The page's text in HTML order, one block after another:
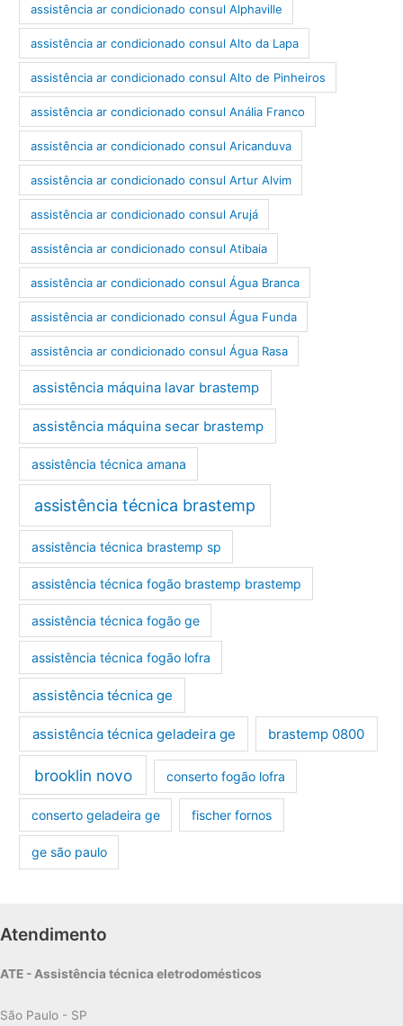
assistência ar condicionado consul Alphaville
assistência ar condicionado consul Alto da Lapa
assistência ar condicionado consul Alto de Pinheiros
assistência ar condicionado consul Anália Franco
assistência ar condicionado consul Aricanduva
assistência ar condicionado consul Artur Alvim
assistência ar condicionado consul Arujá
assistência ar condicionado consul Atibaia
assistência ar condicionado consul Água Branca
assistência ar condicionado consul Água Funda
assistência ar condicionado consul Água Rasa
assistência máquina lavar brastemp
assistência máquina secar brastemp
assistência técnica amana
assistência técnica brastemp
assistência técnica brastemp sp
assistência técnica fogão brastemp brastemp
assistência técnica fogão ge
assistência técnica fogão lofra
assistência técnica ge
assistência técnica geladeira ge brastemp 0800
brooklin novo conserto fogão lofra
conserto geladeira ge fischer fornos
ge são paulo
Atendimento
ATE - Assistência técnica eletrodomésticos
São Paulo - SP